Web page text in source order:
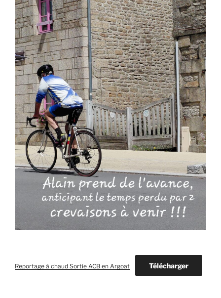
Reportage à chaud Sortie ACB en Argoat Télécharger